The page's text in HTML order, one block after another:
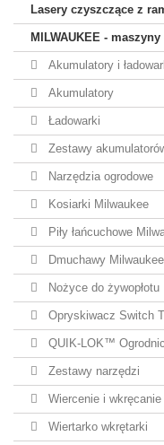
Lasery czyszczące z
MILWAUKEE -
Akumulatory i
Akumulatory
Ładowarki
Zestawy
Narzędzia ogrodowe
Kosiarki Milwaukee
Piły łańcuchowe
Dmuchawy Milwaukee
Nożyce do żywopłotu
Opryskiwacz Switch
QUIK-LOK™
Zestawy narzędzi
Wiercenie i wkręcanie
Wiertarko wkrętarki